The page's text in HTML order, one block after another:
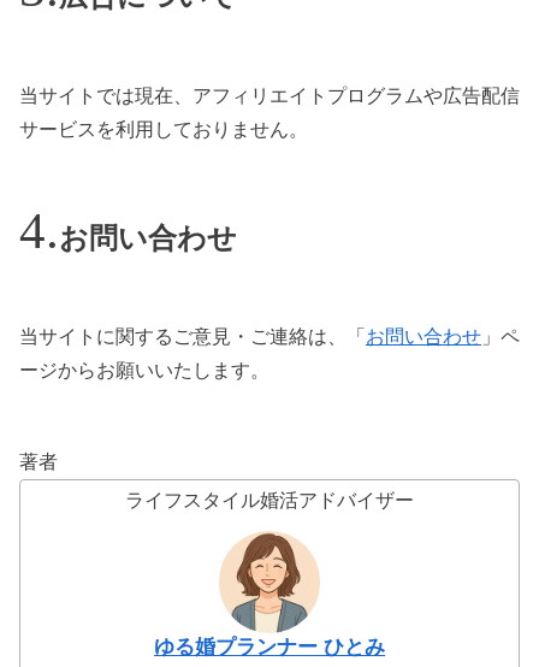
当サイトでは現在、アフィリエイトプログラムや広告配信
サービスを利用しておりません。
お問い合わせ
当サイトに関するご意見・ご連絡は、「 お問い合わせ 」ペ
ージからお願いいたします。
著者
ライフスタイル婚活アドバイザー
ゆる婚プランナー ひとみ